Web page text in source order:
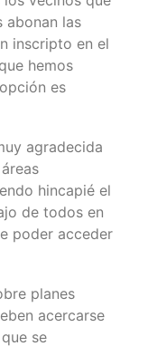
abonan las
inscripto en el
hemos
es
agradecida
hincapié el
de todos en
poder acceder
planes
acercarse
se